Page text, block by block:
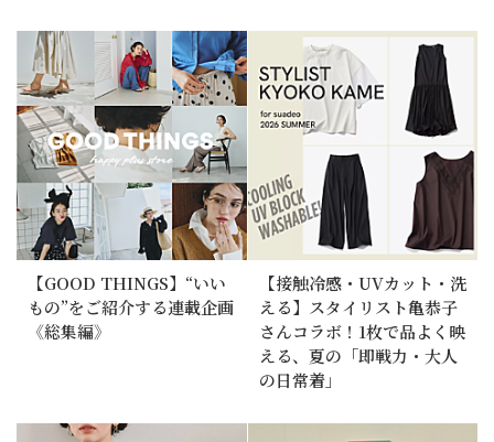
【GOOD THINGS】“いい
もの”をご紹介する連載企画
《総集編》
【接触冷感・UVカット・洗
える】スタイリスト亀恭子
さんコラボ！1枚で品よく映
える、夏の「即戦力・大人
の日常着」